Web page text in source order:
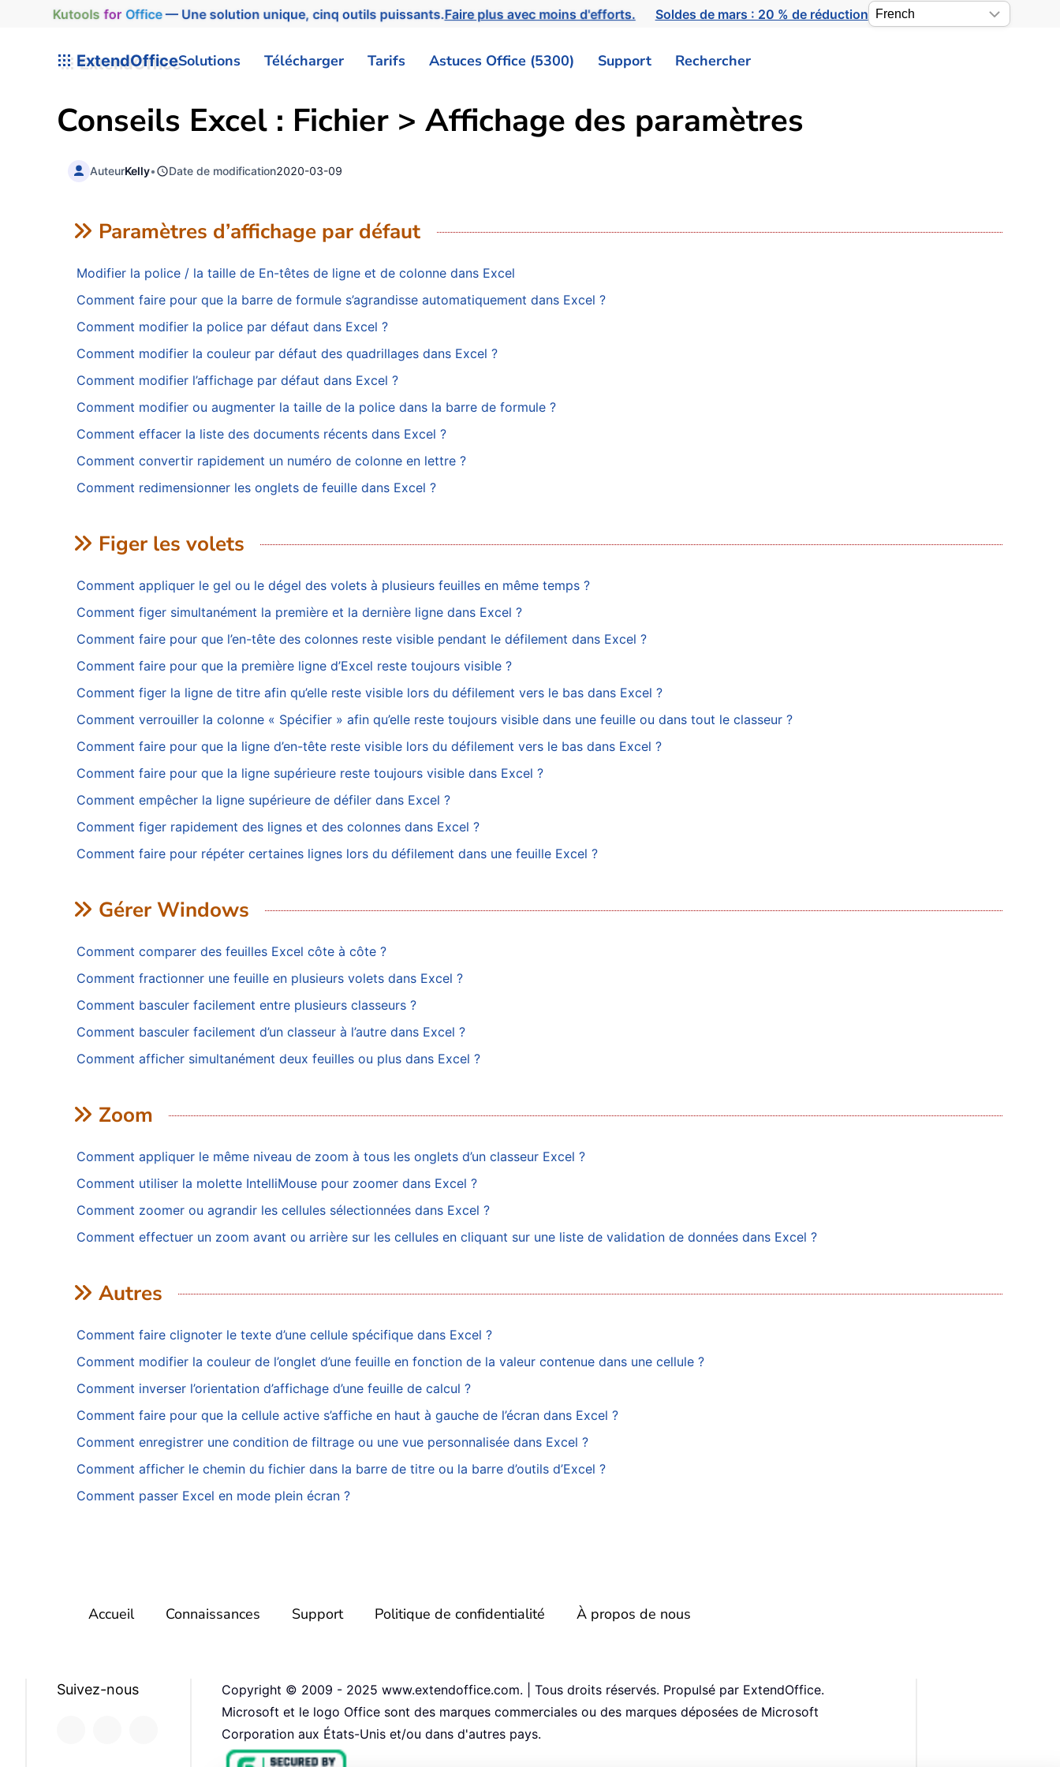
Kutools for Office— Une solution unique, cinq outils puissants.Faire plus avec moins d'efforts. Soldes de mars : 20 % de réduction
ExtendOfficeSolutions Télécharger Tarifs Astuces Office (5300) Support Rechercher
Conseils Excel : Fichier > Affichage des paramètres
AuteurKelly• Date de modification2020-03-09
Paramètres d’affichage par défaut
Modifier la police / la taille de En-têtes de ligne et de colonne dans Excel
Comment faire pour que la barre de formule s’agrandisse automatiquement dans Excel ?
Comment modifier la police par défaut dans Excel ?
Comment modifier la couleur par défaut des quadrillages dans Excel ?
Comment modifier l’affichage par défaut dans Excel ?
Comment modifier ou augmenter la taille de la police dans la barre de formule ?
Comment effacer la liste des documents récents dans Excel ?
Comment convertir rapidement un numéro de colonne en lettre ?
Comment redimensionner les onglets de feuille dans Excel ?
Figer les volets
Comment appliquer le gel ou le dégel des volets à plusieurs feuilles en même temps ?
Comment figer simultanément la première et la dernière ligne dans Excel ?
Comment faire pour que l’en-tête des colonnes reste visible pendant le défilement dans Excel ?
Comment faire pour que la première ligne d’Excel reste toujours visible ?
Comment figer la ligne de titre afin qu’elle reste visible lors du défilement vers le bas dans Excel ?
Comment verrouiller la colonne « Spécifier » afin qu’elle reste toujours visible dans une feuille ou dans tout le classeur ?
Comment faire pour que la ligne d’en-tête reste visible lors du défilement vers le bas dans Excel ?
Comment faire pour que la ligne supérieure reste toujours visible dans Excel ?
Comment empêcher la ligne supérieure de défiler dans Excel ?
Comment figer rapidement des lignes et des colonnes dans Excel ?
Comment faire pour répéter certaines lignes lors du défilement dans une feuille Excel ?
Gérer Windows
Comment comparer des feuilles Excel côte à côte ?
Comment fractionner une feuille en plusieurs volets dans Excel ?
Comment basculer facilement entre plusieurs classeurs ?
Comment basculer facilement d’un classeur à l’autre dans Excel ?
Comment afficher simultanément deux feuilles ou plus dans Excel ?
Zoom
Comment appliquer le même niveau de zoom à tous les onglets d’un classeur Excel ?
Comment utiliser la molette IntelliMouse pour zoomer dans Excel ?
Comment zoomer ou agrandir les cellules sélectionnées dans Excel ?
Comment effectuer un zoom avant ou arrière sur les cellules en cliquant sur une liste de validation de données dans Excel ?
Autres
Comment faire clignoter le texte d’une cellule spécifique dans Excel ?
Comment modifier la couleur de l’onglet d’une feuille en fonction de la valeur contenue dans une cellule ?
Comment inverser l’orientation d’affichage d’une feuille de calcul ?
Comment faire pour que la cellule active s’affiche en haut à gauche de l’écran dans Excel ?
Comment enregistrer une condition de filtrage ou une vue personnalisée dans Excel ?
Comment afficher le chemin du fichier dans la barre de titre ou la barre d’outils d’Excel ?
Comment passer Excel en mode plein écran ?
Accueil Connaissances Support Politique de confidentialité À propos de nous
Suivez-nous
Copyright © 2009 - 2025 www.extendoffice.com. | Tous droits réservés. Propulsé par ExtendOffice.
Microsoft et le logo Office sont des marques commerciales ou des marques déposées de Microsoft
Corporation aux États-Unis et/ou dans d'autres pays.